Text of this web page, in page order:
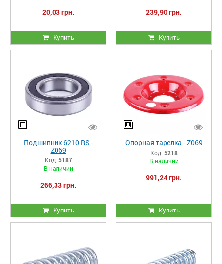
20,03 грн.
Купить
239,90 грн.
Купить
Подшипник 6210 RS -
Z069
Код: 5187
В наличии
266,33 грн.
Купить
Опорная тарелка - Z069
Код: 5218
В наличии
991,24 грн.
Купить